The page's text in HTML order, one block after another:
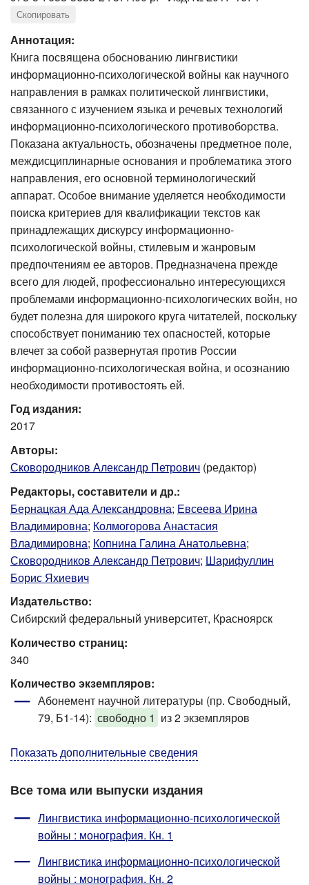
Скопировать
Аннотация:
Книга посвящена обоснованию лингвистики
информационно-психологической войны как научного
направления в рамках политической лингвистики,
связанного с изучением языка и речевых технологий
информационно-психологического противоборства.
Показана актуальность, обозначены предметное поле,
междисциплинарные основания и проблематика этого
направления, его основной терминологический
аппарат. Особое внимание уделяется необходимости
поиска критериев для квалификации текстов как
принадлежащих дискурсу информационно-
психологической войны, стилевым и жанровым
предпочтениям ее авторов. Предназначена прежде
всего для людей, профессионально интересующихся
проблемами информационно-психологических войн, но
будет полезна для широкого круга читателей, поскольку
способствует пониманию тех опасностей, которые
влечет за собой развернутая против России
информационно-психологическая война, и осознанию
необходимости противостоять ей.
Год издания:
2017
Авторы:
Сковородников Александр Петрович (редактор)
Редакторы, составители и др.:
Бернацкая Ада Александровна; Евсеева Ирина
Владимировна; Колмогорова Анастасия
Владимировна; Копнина Галина Анатольевна;
Сковородников Александр Петрович; Шарифуллин
Борис Яхиевич
Издательство:
Сибирский федеральный университет, Красноярск
Количество страниц:
340
Количество экземпляров:
Абонемент научной литературы (пр. Свободный,
79, Б1-14): свободно 1 из 2 экземпляров
Показать дополнительные сведения
Все тома или выпуски издания
Лингвистика информационно-психологической
войны : монография. Кн. 1
Лингвистика информационно-психологической
войны : монография. Кн. 2